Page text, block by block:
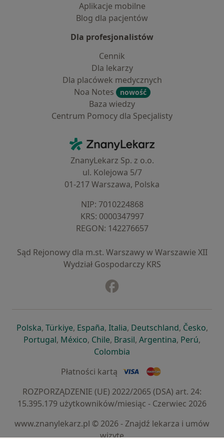
Aplikacje mobilne
Blog dla pacjentów
Dla profesjonalistów
Cennik
Dla lekarzy
Dla placówek medycznych
Noa Notes
nowość
Baza wiedzy
Centrum Pomocy dla Specjalisty
ZnanyLekarz - Strona główna
ZnanyLekarz Sp. z o.o.
ul. Kolejowa 5/7
01-217 Warszawa, Polska
NIP: ⁠7010224868
KRS: ⁠0000347997
REGON: ⁠142276657
Sąd Rejonowy dla m.st. Warszawy w Warszawie XII
Wydział Gospodarczy KRS
Polskaotwiera się w nowej karcie
, Türkiyeotwiera się w nowej karcie
, Españaotwiera się w nowej karcie
, Italiaotwiera się w nowej
, Deutschlandotwiera się
, Česko,
Portugalotwiera się w nowej karcie
, Méxicootwiera się w nowej karcie
, Chileotwiera się w nowej karcie
, Brasilotwiera się w nowej
, Argentinaotwiera się
, Perú,
Colombia
Płatności kartą
ROZPORZĄDZENIE (UE) 2022/2065 (DSA) art. 24:
15.395.179 użytkowników/miesiąc - Czerwiec 2026
www.znanylekarz.pl © 2026 - Znajdź lekarza i umów
wizytę